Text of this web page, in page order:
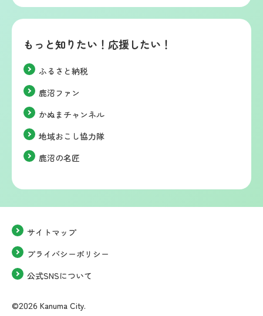
もっと知りたい！応援したい！
ふるさと納税
鹿沼ファン
かぬまチャンネル
地域おこし協力隊
鹿沼の名匠
サイトマップ
プライバシーポリシー
公式SNSについて
©2026 Kanuma City.